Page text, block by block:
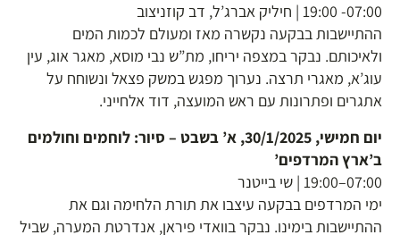
07:00- 19:00 | חיליק אברג’ל, דב קוזניצוב
ההתיישבות בבקעה נקשרה מאז ומעולם לכמות המים
ולאיכותם. נבקר במצפה יריחו, מת”ש נבי מוסא, מאגר אוג, עין
עוג’א, מאגרי תרצה. נערוך מפגש במשק פצאל ונשוחח על
אתגרים ופתרונות עם ראש המועצה, דוד אלחייני.
יום חמישי, 30/1/2025, א’ בשבט – סיור: לוחמים וחולמים
ב’ארץ המרדפים’
07:00–19:00 | שי בייטנר
ימי המרדפים בבקעה עיצבו את תורת הלחימה וגם את
ההתיישבות בימינו. נבקר בוואדי פיראן, אנדרטת המערה, שביל